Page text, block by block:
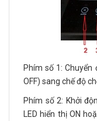
Phím số 1: Chuyển
OFF) sang chế độ
Phím số 2: Khởi
LED hiển thị ON